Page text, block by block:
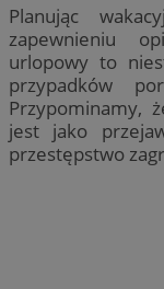
Planując
zapewnieniu
urlopowy to
przypadków
Przypominamy,
jest jako
przestępstwo